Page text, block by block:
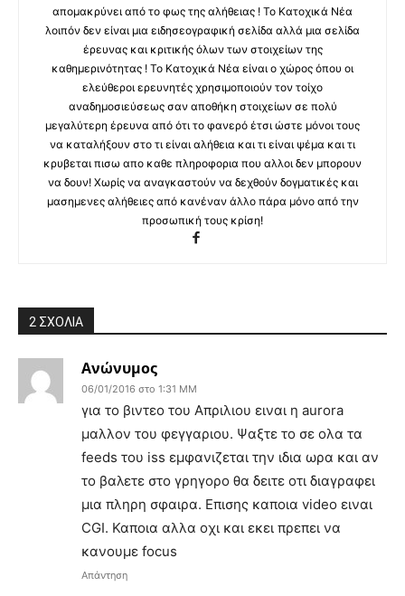
απομακρύνει από το φως της αλήθειας ! Το Κατοχικά Νέα
λοιπόν δεν είναι μια ειδησεογραφική σελίδα αλλά μια σελίδα
έρευνας και κριτικής όλων των στοιχείων της
καθημερινότητας ! Το Κατοχικά Νέα είναι ο χώρος όπου οι
ελεύθεροι ερευνητές χρησιμοποιούν τον τοίχο
αναδημοσιεύσεως σαν αποθήκη στοιχείων σε πολύ
μεγαλύτερη έρευνα από ότι το φανερό έτσι ώστε μόνοι τους
να καταλήξουν στο τι είναι αλήθεια και τι είναι ψέμα και τι
κρυβεται πισω απο καθε πληροφορια που αλλοι δεν μπορουν
να δουν! Χωρίς να αναγκαστούν να δεχθούν δογματικές και
μασημενες αλήθειες από κανέναν άλλο πάρα μόνο από την
προσωπική τους κρίση!
2 ΣΧΟΛΙΑ
Ανώνυμος
06/01/2016 στο 1:31 ΜΜ
για το βιντεο του Απριλιου ειναι η aurora
μαλλον του φεγγαριου. Ψαξτε το σε ολα τα
feeds του iss εμφανιζεται την ιδια ωρα και αν
το βαλετε στο γρηγορο θα δειτε οτι διαγραφει
μια πληρη σφαιρα. Επισης καποια video ειναι
CGI. Καποια αλλα οχι και εκει πρεπει να
κανουμε focus
Απάντηση